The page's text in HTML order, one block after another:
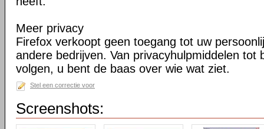
Meer privacy
Firefox verkoopt geen toegang tot uw
andere bedrijven. Van privacyhulpmiddelen tot
volgen, u bent de baas over wie wat ziet.
Stel een correctie voor
Screenshots: